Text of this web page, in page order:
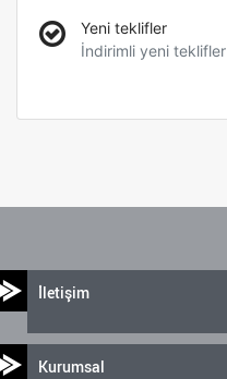
Yeni teklifler
İndirimli yeni teklifler
İletişim
Kurumsal